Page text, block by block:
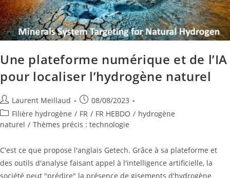
Une plateforme numérique et de l’IA
pour localiser l’hydrogène naturel
Laurent Meillaud
08/08/2023
Filière hydrogène / FR / FR HEBDO / hydrogène
naturel / Thèmes précis : technologie
C'est ce que propose l'anglais Getech. Grâce à sa plateforme et
des outils d'analyse faisant appel à l'intelligence artificielle, la
société peut "prédire" la présence de gisements d'hydrogène